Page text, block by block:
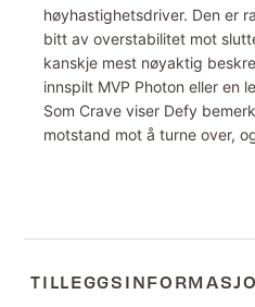
høyhastighetsdriver. Den er
bitt av overstabilitet mot
kanskje mest nøyaktig
innspilt MVP Photon eller en
Som Crave viser Defy
motstand mot å turne over,